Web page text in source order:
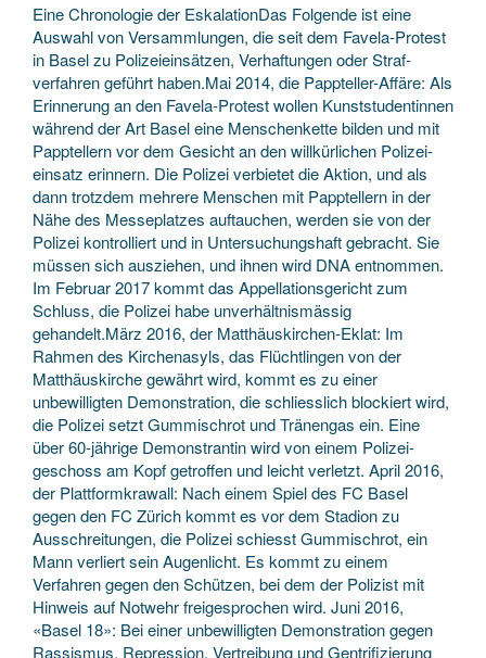
Eine Chronologie der EskalationDas Folgende ist eine
Auswahl von Versammlungen, die seit dem Favela-Protest
in Basel zu Polizei­einsätzen, Verhaftungen oder Straf­
verfahren geführt haben.Mai 2014, die Pappteller-Affäre: Als
Erinnerung an den Favela-Protest wollen Kunst­studentinnen
während der Art Basel eine Menschen­kette bilden und mit
Papptellern vor dem Gesicht an den willkürlichen Polizei­
einsatz erinnern. Die Polizei verbietet die Aktion, und als
dann trotzdem mehrere Menschen mit Papptellern in der
Nähe des Messe­platzes auftauchen, werden sie von der
Polizei kontrolliert und in Untersuchungs­haft gebracht. Sie
müssen sich ausziehen, und ihnen wird DNA entnommen.
Im Februar 2017 kommt das Appellations­gericht zum
Schluss, die Polizei habe unverhältnis­mässig
gehandelt.März 2016, der Matthäuskirchen-Eklat: Im
Rahmen des Kirchen­asyls, das Flüchtlingen von der
Matthäus­kirche gewährt wird, kommt es zu einer
unbewilligten Demonstration, die schliesslich blockiert wird,
die Polizei setzt Gummi­schrot und Tränengas ein. Eine
über 60-jährige Demonstrantin wird von einem Polizei­
geschoss am Kopf getroffen und leicht verletzt. April 2016,
der Plattformkrawall: Nach einem Spiel des FC Basel
gegen den FC Zürich kommt es vor dem Stadion zu
Ausschreitungen, die Polizei schiesst Gummi­schrot, ein
Mann verliert sein Augen­licht. Es kommt zu einem
Verfahren gegen den Schützen, bei dem der Polizist mit
Hinweis auf Notwehr freigesprochen wird. Juni 2016,
«Basel 18»: Bei einer unbewilligten Demonstration gegen
Rassismus, Repression, Vertreibung und Gentrifizierung